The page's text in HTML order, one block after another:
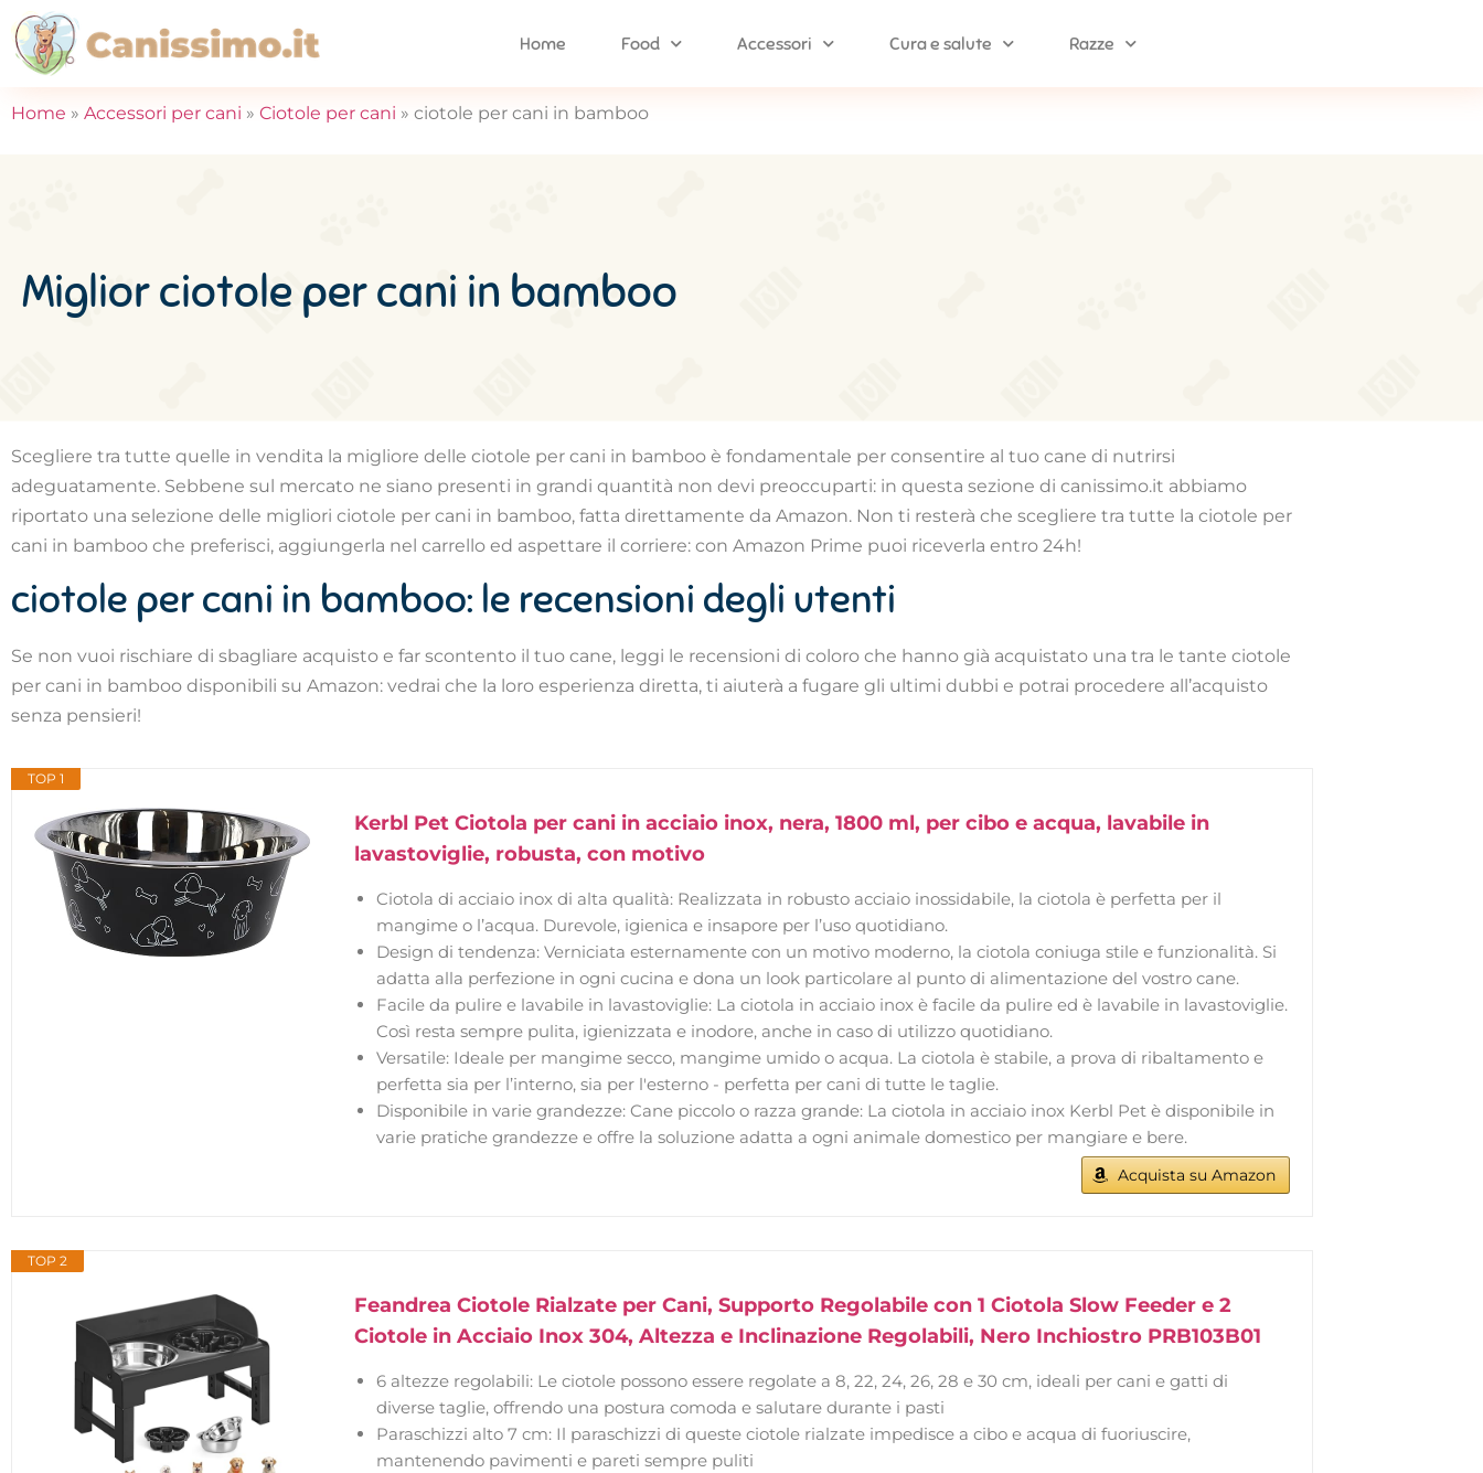
Home Food Accessori Cura e salute Razze
Home » Accessori per cani » Ciotole per cani » ciotole per cani in bamboo
Miglior ciotole per cani in bamboo
Scegliere tra tutte quelle in vendita la migliore delle ciotole per cani in bamboo è fondamentale per consentire al tuo cane di nutrirsi
adeguatamente. Sebbene sul mercato ne siano presenti in grandi quantità non devi preoccuparti: in questa sezione di canissimo.it abbiamo
riportato una selezione delle migliori ciotole per cani in bamboo, fatta direttamente da Amazon. Non ti resterà che scegliere tra tutte la ciotole per
cani in bamboo che preferisci, aggiungerla nel carrello ed aspettare il corriere: con Amazon Prime puoi riceverla entro 24h!
ciotole per cani in bamboo: le recensioni degli utenti
Se non vuoi rischiare di sbagliare acquisto e far scontento il tuo cane, leggi le recensioni di coloro che hanno già acquistato una tra le tante ciotole
per cani in bamboo disponibili su Amazon: vedrai che la loro esperienza diretta, ti aiuterà a fugare gli ultimi dubbi e potrai procedere all’acquisto
senza pensieri!
TOP 1
Kerbl Pet Ciotola per cani in acciaio inox, nera, 1800 ml, per cibo e acqua, lavabile in
lavastoviglie, robusta, con motivo
Ciotola di acciaio inox di alta qualità: Realizzata in robusto acciaio inossidabile, la ciotola è perfetta per il
mangime o l’acqua. Durevole, igienica e insapore per l’uso quotidiano.
Design di tendenza: Verniciata esternamente con un motivo moderno, la ciotola coniuga stile e funzionalità. Si
adatta alla perfezione in ogni cucina e dona un look particolare al punto di alimentazione del vostro cane.
Facile da pulire e lavabile in lavastoviglie: La ciotola in acciaio inox è facile da pulire ed è lavabile in lavastoviglie.
Così resta sempre pulita, igienizzata e inodore, anche in caso di utilizzo quotidiano.
Versatile: Ideale per mangime secco, mangime umido o acqua. La ciotola è stabile, a prova di ribaltamento e
perfetta sia per l’interno, sia per l'esterno - perfetta per cani di tutte le taglie.
Disponibile in varie grandezze: Cane piccolo o razza grande: La ciotola in acciaio inox Kerbl Pet è disponibile in
varie pratiche grandezze e offre la soluzione adatta a ogni animale domestico per mangiare e bere.
Acquista su Amazon
TOP 2
Feandrea Ciotole Rialzate per Cani, Supporto Regolabile con 1 Ciotola Slow Feeder e 2
Ciotole in Acciaio Inox 304, Altezza e Inclinazione Regolabili, Nero Inchiostro PRB103B01
6 altezze regolabili: Le ciotole possono essere regolate a 8, 22, 24, 26, 28 e 30 cm, ideali per cani e gatti di
diverse taglie, offrendo una postura comoda e salutare durante i pasti
Paraschizzi alto 7 cm: Il paraschizzi di queste ciotole rialzate impedisce a cibo e acqua di fuoriuscire,
mantenendo pavimenti e pareti sempre puliti